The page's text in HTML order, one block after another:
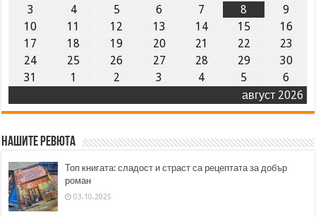
август 2026
3
4 5 6 7 8
9
10
11 12 13 14 15
16
17
18 19 20 21 22
23
24
25 26 27 28 29
30
31
1 2 3 4 5 6
Нашите ревюта
Топ книгата: сладост и страст са рецептата за добър
роман
03.10.2025